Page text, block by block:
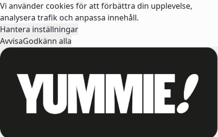
Vi använder cookies för att förbättra din upplevelse,
analysera trafik och anpassa innehåll.
Hantera inställningar
AvvisaGodkänn alla